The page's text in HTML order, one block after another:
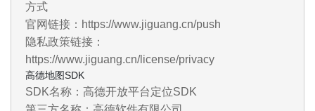
方式
官网链接：https://www.jiguang.cn/push
隐私政策链接：
https://www.jiguang.cn/license/privacy
高德地图SDK
SDK名称：高德开放平台定位SDK